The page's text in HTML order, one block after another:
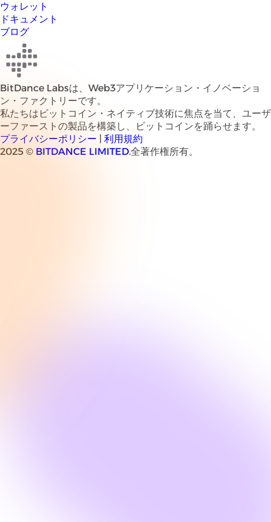
ウォレット
ドキュメント
ブログ
BitDance Labsは、Web3アプリケーション・イノベーショ
ン・ファクトリーです。
私たちはビットコイン・ネイティブ技術に焦点を当て、ユーザ
ーファーストの製品を構築し、ビットコインを踊らせます。
プライバシーポリシー
利用規約
2025 © BITDANCE LIMITED.全著作権所有。